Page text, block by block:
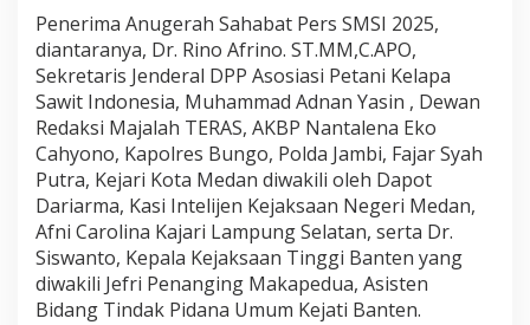
Penerima Anugerah Sahabat Pers SMSI 2025,
diantaranya, Dr. Rino Afrino. ST.MM,C.APO,
Sekretaris Jenderal DPP Asosiasi Petani Kelapa
Sawit Indonesia, Muhammad Adnan Yasin , Dewan
Redaksi Majalah TERAS, AKBP Nantalena Eko
Cahyono, Kapolres Bungo, Polda Jambi, Fajar Syah
Putra, Kejari Kota Medan diwakili oleh Dapot
Dariarma, Kasi Intelijen Kejaksaan Negeri Medan,
Afni Carolina Kajari Lampung Selatan, serta Dr.
Siswanto, Kepala Kejaksaan Tinggi Banten yang
diwakili Jefri Penanging Makapedua, Asisten
Bidang Tindak Pidana Umum Kejati Banten.